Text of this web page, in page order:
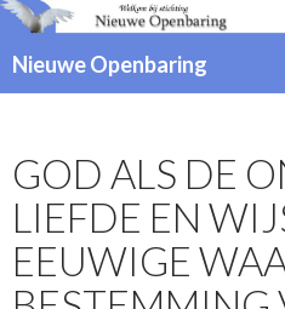
Nieuwe Openbaring
SPRINGEN
GOD ALS DE
LIEFDE EN
EEUWIGE